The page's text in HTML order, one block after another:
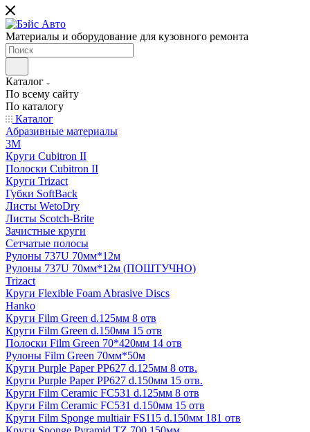
Материалы и оборудование для кузовного ремонта
Каталог
По всему сайту
По каталогу
Каталог
Абразивные материалы
3M
Круги Cubitron II
Полоски Cubitron II
Круги Trizact
Губки SoftBack
Листы WetoDry
Листы Scotch-Brite
Зачистные круги
Сетчатые полосы
Рулоны 737U 70мм*12м
Рулоны 737U 70мм*12м (ПОШТУЧНО)
Trizact
Круги Flexible Foam Abrasive Discs
Hanko
Круги Film Green d.125мм 8 отв
Круги Film Green d.150мм 15 отв
Полоски Film Green 70*420мм 14 отв
Рулоны Film Green 70мм*50м
Круги Purple Paper PP627 d.125мм 8 отв.
Круги Purple Paper PP627 d.150мм 15 отв.
Круги Film Ceramic FC531 d.125мм 8 отв
Круги Film Ceramic FC531 d.150мм 15 отв
Круги Film Sponge multiair FS115 d.150мм 181 отв